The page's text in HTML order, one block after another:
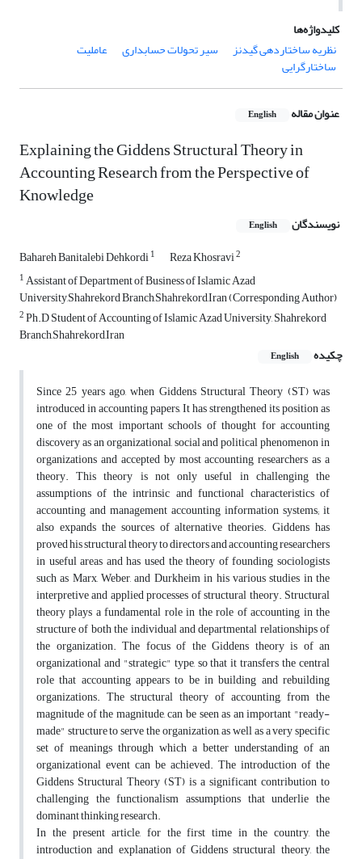
کلیدواژه‌ها
نظریه ساختاردهی گیدنز
سیر تحولات حسابداری عاملیت
ساختارگرایی
عنوان مقاله English
Explaining the Giddens Structural Theory in
Accounting Research from the Perspective of
Knowledge
نویسندگان English
Bahareh Banitalebi Dehkordi1 Reza Khosravi2
1Assistant of Department of Business of Islamic Azad
University,Shahrekord Branch,Shahrekord,Iran (Corresponding Author)
2Ph.D Student of Accounting of Islamic Azad University, Shahrekord
Branch,Shahrekord,Iran
چکیده
English
Since 25 years ago, when Giddens Structural Theory (ST) was
introduced in accounting papers, It has strengthened its position as
one of the most important schools of thought for accounting
discovery as an organizational, social and political phenomenon in
organizations and accepted by most accounting researchers as a
theory. This theory is not only useful in challenging the
assumptions of the intrinsic and functional characteristics of
accounting and management accounting information systems; it
also expands the sources of alternative theories. Giddens has
proved his structural theory to directors and accounting researchers
in useful areas and has used the theory of founding sociologists
such as Marx, Weber, and Durkheim in his various studies in the
interpretive and applied processes of structural theory. Structural
theory plays a fundamental role in the role of accounting in the
structure of both the individual and departmental relationships of
the organization. The focus of the Giddens theory is of an
organizational and "strategic" type, so that it transfers the central
role that accounting appears to be in building and rebuilding
organizations. The structural theory of accounting, from the
magnitude of the magnitude, can be seen as an important "ready-
made" structure to serve the organization, as well as a very specific
set of meanings through which a better understanding of an
organizational event can be achieved. The introduction of the
Giddens Structural Theory (ST) is a significant contribution to
challenging the functionalism assumptions that underlie the
dominant thinking research.
In the present article, for the first time in the country, the
introduction and explanation of Giddens structural theory, the